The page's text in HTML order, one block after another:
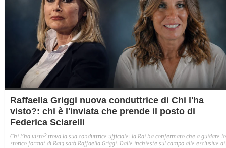
Raffaella Griggi nuova conduttrice di Chi l'ha
visto?: chi è l'inviata che prende il posto di
Federica Sciarelli
Chi l’ha visto? trova la sua conduttrice ufficiale: la Rai ha confermato che a guidare lo
storico format di Rai3 sarà Raffaella Griggi. Dalle inchieste sul campo alle esclusive di